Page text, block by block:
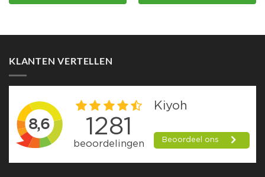
KLANTEN VERTELLEN